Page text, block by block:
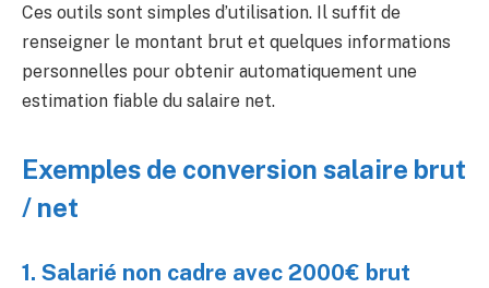
Ces outils sont simples d’utilisation. Il suffit de
renseigner le montant brut et quelques informations
personnelles pour obtenir automatiquement une
estimation fiable du salaire net.
Exemples de conversion salaire brut
/ net
1. Salarié non cadre avec 2000€ brut